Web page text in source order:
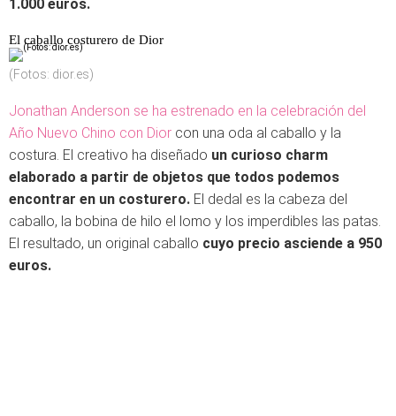
1.000 euros.
El caballo costurero de Dior
(Fotos: dior.es)
Jonathan Anderson se ha estrenado en la celebración del
Año Nuevo Chino con Dior con una oda al caballo y la
costura. El creativo ha diseñado un curioso charm
elaborado a partir de objetos que todos podemos
encontrar en un costurero. El dedal es la cabeza del
caballo, la bobina de hilo el lomo y los imperdibles las patas.
El resultado, un original caballo cuyo precio asciende a 950
euros.